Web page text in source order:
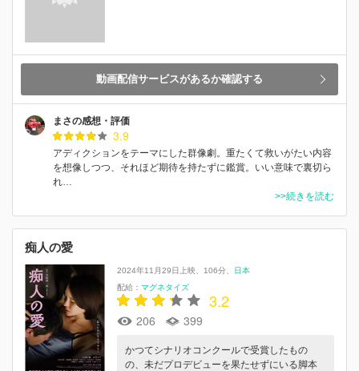
動画配信サービスがあるか確認する
まさの感想・評価
3.9
アディクションをテーマにした群像劇。重たくて救いがたい内容
を想像しつつ、それほど期待を持たずに鑑賞。いい意味で裏切ら
れ…
>>続きを読む
痴人の愛
2024年11月29日上映 106分
日本
配給： マグネタイズ
3.2
206 399
かつてシナリオコンクールで受賞したもの
の、未だプロデビューを果たせずにいる脚本